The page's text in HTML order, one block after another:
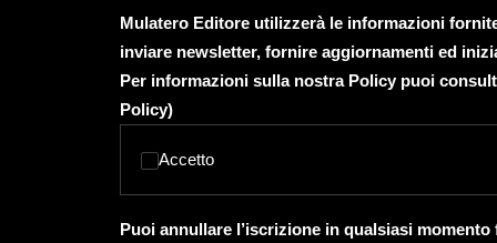
Mulatero Editore utilizzerà le informazioni
inviare newsletter, fornire aggiornamenti ed
Per informazioni sulla nostra Policy puoi
Policy)
Accetto
Puoi annullare l’iscrizione in qualsiasi